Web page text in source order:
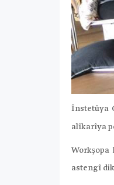
Înstetûya
alîkarîya
astengî